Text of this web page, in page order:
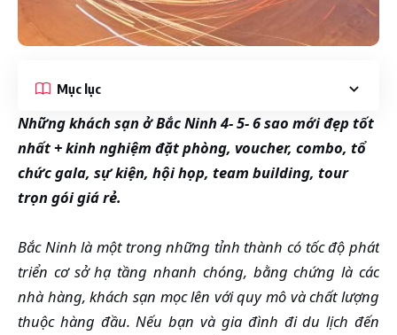
Mục lục
Những khách sạn ở Bắc Ninh 4- 5- 6 sao mới đẹp tốt
nhất + kinh nghiệm đặt phòng, voucher, combo, tổ
chức gala, sự kiện, hội họp, team building, tour
trọn gói giá rẻ.
Bắc Ninh là một trong những tỉnh thành có tốc độ phát
triển cơ sở hạ tầng nhanh chóng, bằng chứng là các
nhà hàng, khách sạn mọc lên với quy mô và chất lượng
thuộc hàng đầu. Nếu bạn và gia đình đi du lịch đến